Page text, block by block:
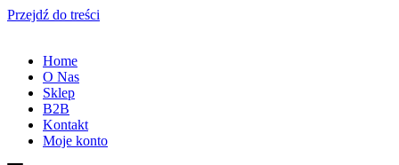
Przejdź do treści
Home
O Nas
Sklep
B2B
Kontakt
Moje konto